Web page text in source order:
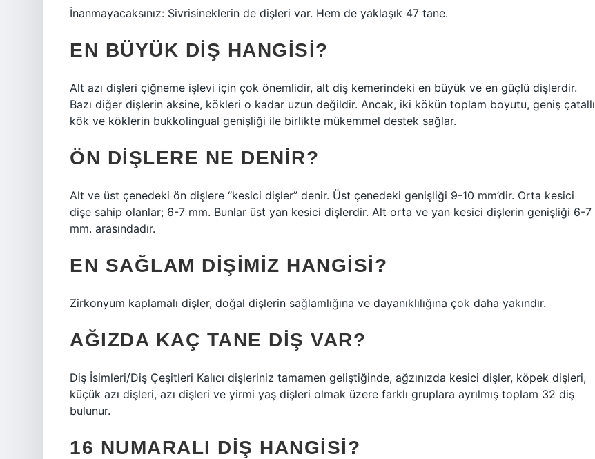
İnanmayacaksınız: Sivrisineklerin de dişleri var. Hem de yaklaşık 47 tane.
EN BÜYÜK DIŞ HANGISI?
Alt azı dişleri çiğneme işlevi için çok önemlidir, alt diş kemerindeki en büyük ve en güçlü dişlerdir.
Bazı diğer dişlerin aksine, kökleri o kadar uzun değildir. Ancak, iki kökün toplam boyutu, geniş çatallı
kök ve köklerin bukkolingual genişliği ile birlikte mükemmel destek sağlar.
ÖN DIŞLERE NE DENIR?
Alt ve üst çenedeki ön dişlere “kesici dişler” denir. Üst çenedeki genişliği 9-10 mm’dir. Orta kesici
dişe sahip olanlar; 6-7 mm. Bunlar üst yan kesici dişlerdir. Alt orta ve yan kesici dişlerin genişliği 6-7
mm. arasındadır.
EN SAĞLAM DIŞIMIZ HANGISI?
Zirkonyum kaplamalı dişler, doğal dişlerin sağlamlığına ve dayanıklılığına çok daha yakındır.
AĞIZDA KAÇ TANE DIŞ VAR?
Diş İsimleri/Diş Çeşitleri Kalıcı dişleriniz tamamen geliştiğinde, ağzınızda kesici dişler, köpek dişleri,
küçük azı dişleri, azı dişleri ve yirmi yaş dişleri olmak üzere farklı gruplara ayrılmış toplam 32 diş
bulunur.
16 NUMARALI DIŞ HANGISI?